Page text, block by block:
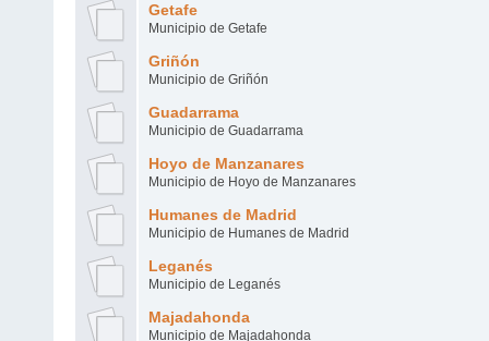
Getafe
Municipio de Getafe
Griñón
Municipio de Griñón
Guadarrama
Municipio de Guadarrama
Hoyo de Manzanares
Municipio de Hoyo de Manzanares
Humanes de Madrid
Municipio de Humanes de Madrid
Leganés
Municipio de Leganés
Majadahonda
Municipio de Majadahonda